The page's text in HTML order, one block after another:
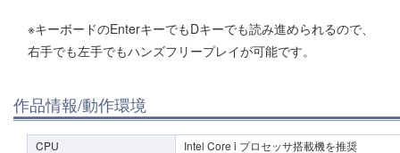
※キーボードのEnterキーでもDキーでも読み進められるので、
右手でも左手でもハンズフリープレイが可能です。
作品情報/動作環境
CPU
Intel Core i プロセッサ搭載機を推奨